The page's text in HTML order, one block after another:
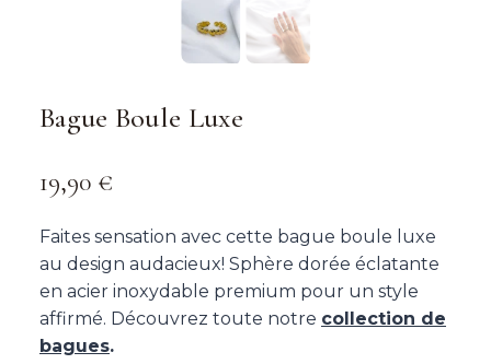
Bague Boule Luxe
19,90 €
Faites sensation avec cette bague boule luxe
au design audacieux! Sphère dorée éclatante
en acier inoxydable premium pour un style
affirmé. Découvrez toute notre collection de
bagues.